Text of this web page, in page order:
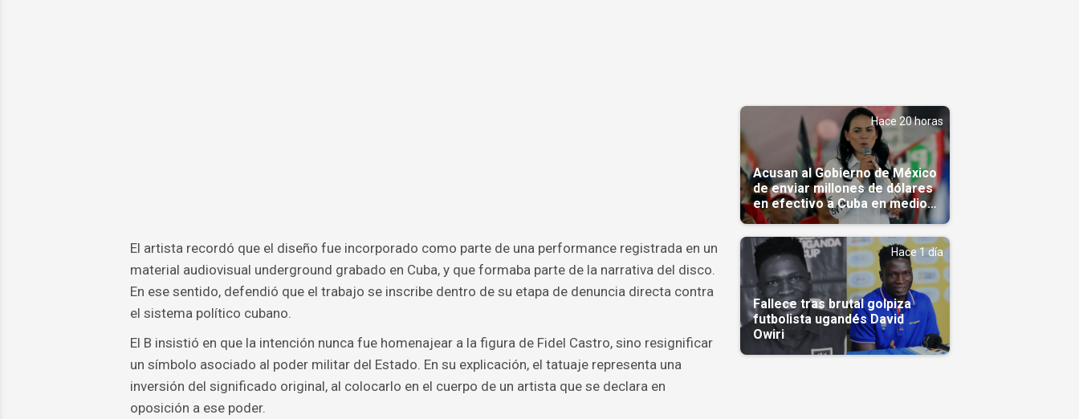
El artista recordó que el diseño fue incorporado como parte de una performance registrada en un
material audiovisual underground grabado en Cuba, y que formaba parte de la narrativa del disco.
En ese sentido, defendió que el trabajo se inscribe dentro de su etapa de denuncia directa contra
el sistema político cubano.
El B insistió en que la intención nunca fue homenajear a la figura de Fidel Castro, sino resignificar
un símbolo asociado al poder militar del Estado. En su explicación, el tatuaje representa una
inversión del significado original, al colocarlo en el cuerpo de un artista que se declara en
oposición a ese poder.
Hace 20 horas
Acusan al Gobierno de México
de enviar millones de dólares
en efectivo a Cuba en medio
de la crisis de la Isla
Hace 1 día
Fallece tras brutal golpiza
futbolista ugandés David
Owiri